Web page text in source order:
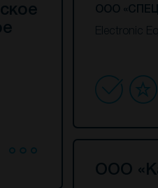
ООО «СПЕЦ
Electronic
ООО